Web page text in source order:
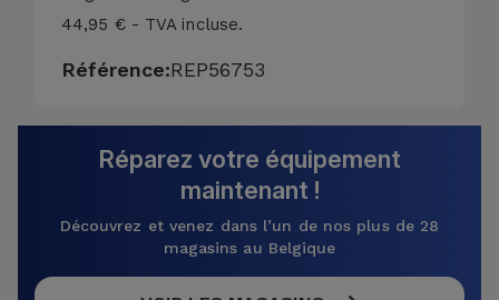
44,95 € - TVA incluse.
Référence:REP56753
Réparez votre équipement
maintenant !
Découvrez et venez dans l’un de nos plus de 28
magasins au Belgique